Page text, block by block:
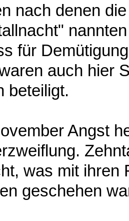
nach denen
für
auch hier
beteiligt.
Angst
was mit ihren
geschehen